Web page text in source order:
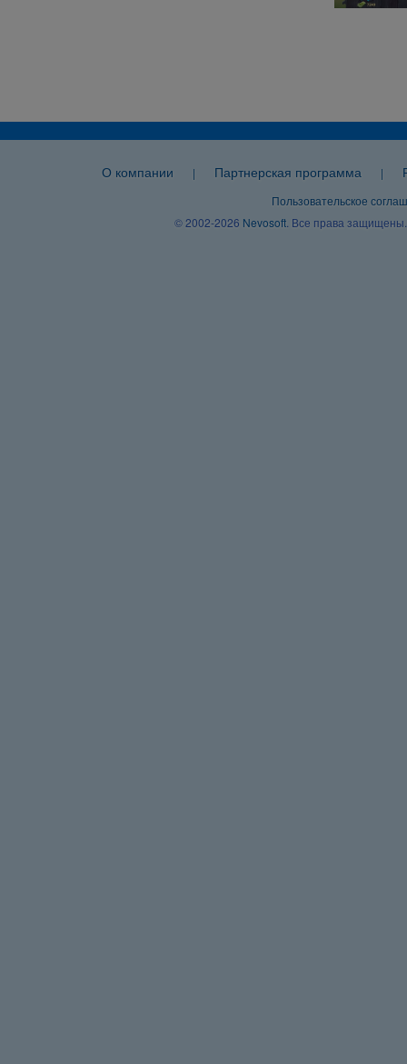
О компании | Партнерская программа |
Пользовательское
© 2002-2026 Nevosoft . Все права защищены